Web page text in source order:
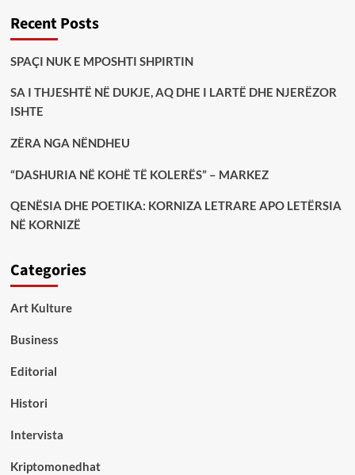
Recent Posts
SPAÇI NUK E MPOSHTI SHPIRTIN
SA I THJESHTË NË DUKJE, AQ DHE I LARTË DHE NJERËZOR
ISHTE
ZËRA NGA NËNDHEU
“DASHURIA NË KOHË TË KOLERËS” – MARKEZ
QENËSIA DHE POETIKA: KORNIZA LETRARE APO LETËRSIA
NË KORNIZË
Categories
Art Kulture
Business
Editorial
Histori
Intervista
Kriptomonedhat